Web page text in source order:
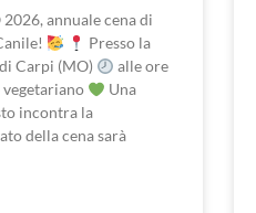
annuale cena di
Presso la
Carpi (MO)
alle ore
Una
incontra la
della cena sarà